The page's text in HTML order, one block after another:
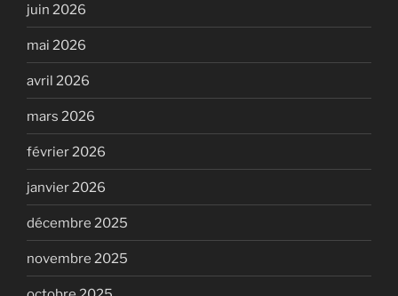
juin 2026
mai 2026
avril 2026
mars 2026
février 2026
janvier 2026
décembre 2025
novembre 2025